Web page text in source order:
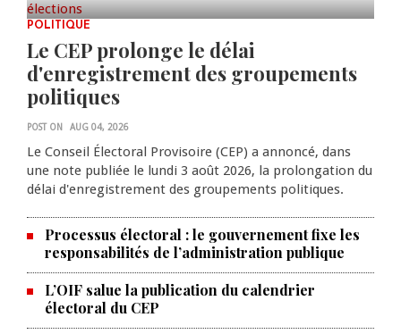
POLITIQUE
Le CEP prolonge le délai
d'enregistrement des groupements
politiques
POST ON AUG 04, 2026
Le Conseil Électoral Provisoire (CEP) a annoncé, dans
une note publiée le lundi 3 août 2026, la prolongation du
délai d'enregistrement des groupements politiques.
Processus électoral : le gouvernement fixe les
responsabilités de l’administration publique
L’OIF salue la publication du calendrier
électoral du CEP